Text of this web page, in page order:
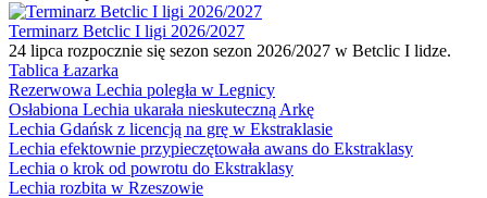
Terminarz Betclic I ligi 2026/2027
24 lipca rozpocznie się sezon sezon 2026/2027 w Betclic I lidze.
Tablica Łazarka
Rezerwowa Lechia poległa w Legnicy
Osłabiona Lechia ukarała nieskuteczną Arkę
Lechia Gdańsk z licencją na grę w Ekstraklasie
Lechia efektownie przypieczętowała awans do Ekstraklasy
Lechia o krok od powrotu do Ekstraklasy
Lechia rozbita w Rzeszowie